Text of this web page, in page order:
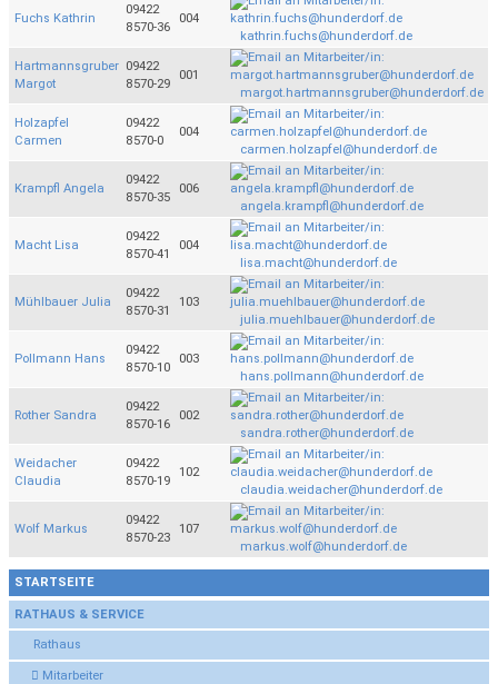
STARTSEITE
RATHAUS & SERVICE
Rathaus
Mitarbeiter
Fuchs Kathrin
09422
8570-36
004
kathrin.fuchs@hunderdorf.de
Hartmannsgruber
Margot
09422
8570-29
001
margot.hartmannsgruber@hunderdorf.de
Holzapfel
Carmen
09422
8570-0
004
carmen.holzapfel@hunderdorf.de
Krampfl Angela
09422
8570-35
006
angela.krampfl@hunderdorf.de
Macht Lisa
09422
8570-41
004
lisa.macht@hunderdorf.de
Mühlbauer Julia
09422
8570-31
103
julia.muehlbauer@hunderdorf.de
Pollmann Hans
09422
8570-10
003
hans.pollmann@hunderdorf.de
Rother Sandra
09422
8570-16
002
sandra.rother@hunderdorf.de
Weidacher
Claudia
09422
8570-19
102
claudia.weidacher@hunderdorf.de
Wolf Markus
09422
8570-23
107
markus.wolf@hunderdorf.de